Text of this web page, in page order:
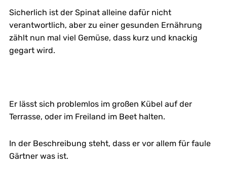
Sicherlich ist der Spinat alleine dafür nicht
verantwortlich, aber zu einer gesunden Ernährung
zählt nun mal viel Gemüse, dass kurz und knackig
gegart wird.
Er lässt sich problemlos im großen Kübel auf der
Terrasse, oder im Freiland im Beet halten.
In der Beschreibung steht, dass er vor allem für faule
Gärtner was ist.